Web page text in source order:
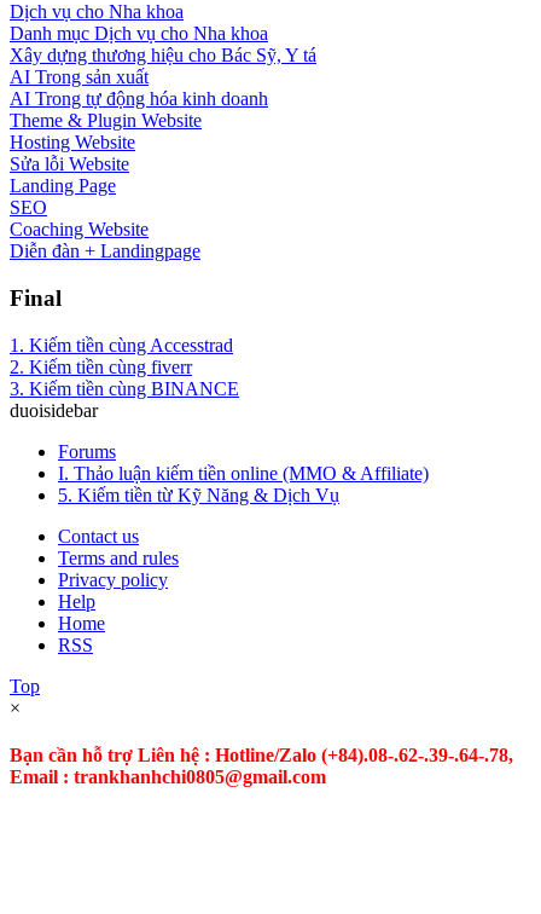
Dịch vụ cho Nha khoa
Danh mục Dịch vụ cho Nha khoa
Xây dựng thương hiệu cho Bác Sỹ, Y tá
AI Trong sản xuất
AI Trong tự động hóa kinh doanh
Theme & Plugin Website
Hosting Website
Sửa lỗi Website
Landing Page
SEO
Coaching Website
Diễn đàn + Landingpage
Final
1. Kiếm tiền cùng Accesstrad
2. Kiếm tiền cùng fiverr
3. Kiếm tiền cùng BINANCE
duoisidebar
Forums
I. Thảo luận kiếm tiền online (MMO & Affiliate)
5. Kiếm tiền từ Kỹ Năng & Dịch Vụ
Contact us
Terms and rules
Privacy policy
Help
Home
RSS
Top
×
Bạn cần hỗ trợ Liên hệ : Hotline/Zalo (+84).08-.62-.39-.64-.78,
Email : trankhanhchi0805@gmail.com